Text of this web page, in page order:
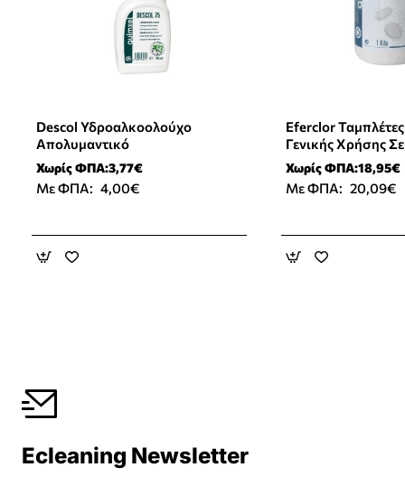
Νέο Προϊόν
Descol Υδροαλκοολούχο
Απολυμαντικό
Χωρίς ΦΠΑ:3,77€
Με ΦΠΑ: 4,00€
Eferclor
Γενικής Χρήσης
286τεμ.
Χωρίς ΦΠΑ:18,95€
Με ΦΠΑ: 20,09€
Ecleaning Newsletter